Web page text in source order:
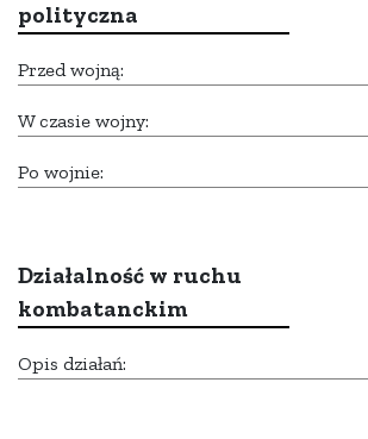
polityczna
Przed wojną:
W czasie wojny:
Po wojnie:
Działalność w ruchu
kombatanckim
Opis działań: